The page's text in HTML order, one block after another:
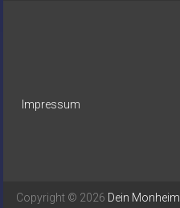
Impressum
Copyright © 2026 Dein Monheim